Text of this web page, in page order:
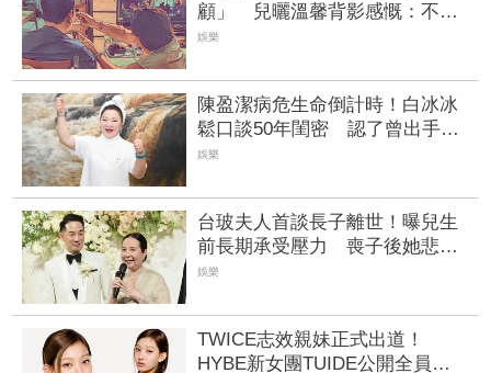
顧」 兒曬溫馨背影感慨：不計
前嫌的真愛
娛樂
陳盈潔病危生命倒計時！白冰冰
鬆口談50年閨密 認了曾出手金
援
娛樂
台玻夫人首談長子離世！曝兒生
前長期承受壓力 喪子後她悲痛
足不出戶
娛樂
TWICE志效親妹正式出道！
HYBE新女團TUIDE公開全員